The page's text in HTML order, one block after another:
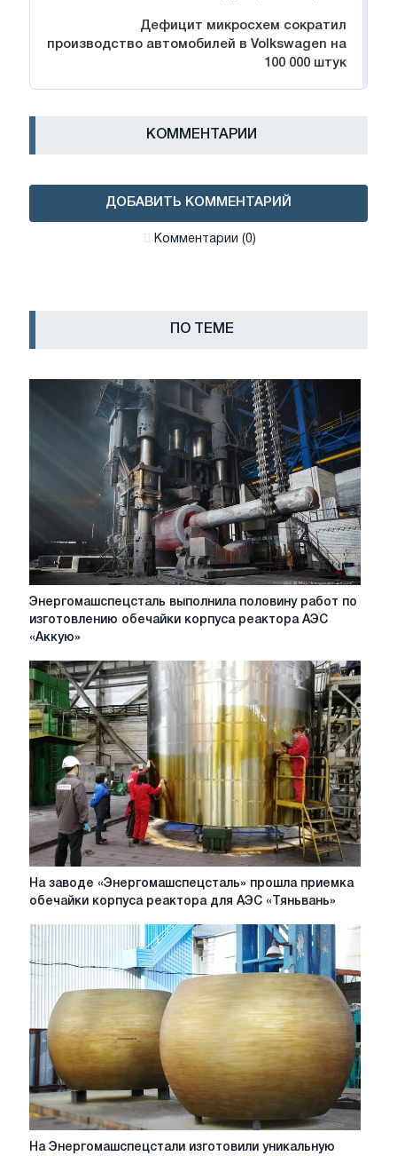
Дефицит микросхем сократил
производство автомобилей в Volkswagen на
100 000 штук
КОММЕНТАРИИ
ДОБАВИТЬ КОММЕНТАРИЙ
Комментарии (0)
ПО ТЕМЕ
Энергомашспецсталь
половину
по
изготовлению
обечайки
корпуса
реактора
АЭС
«Аккую»
Энергомашспецсталь выполнила половину работ по
изготовлению обечайки корпуса реактора АЭС
«Аккую»
На
заводе
прошла
обечайки
корпуса
реактора
для
АЭС
«Тяньвань»
На заводе «Энергомашспецсталь» прошла приемка
обечайки корпуса реактора для АЭС «Тяньвань»
На
На Энергомашспецстали изготовили уникальную